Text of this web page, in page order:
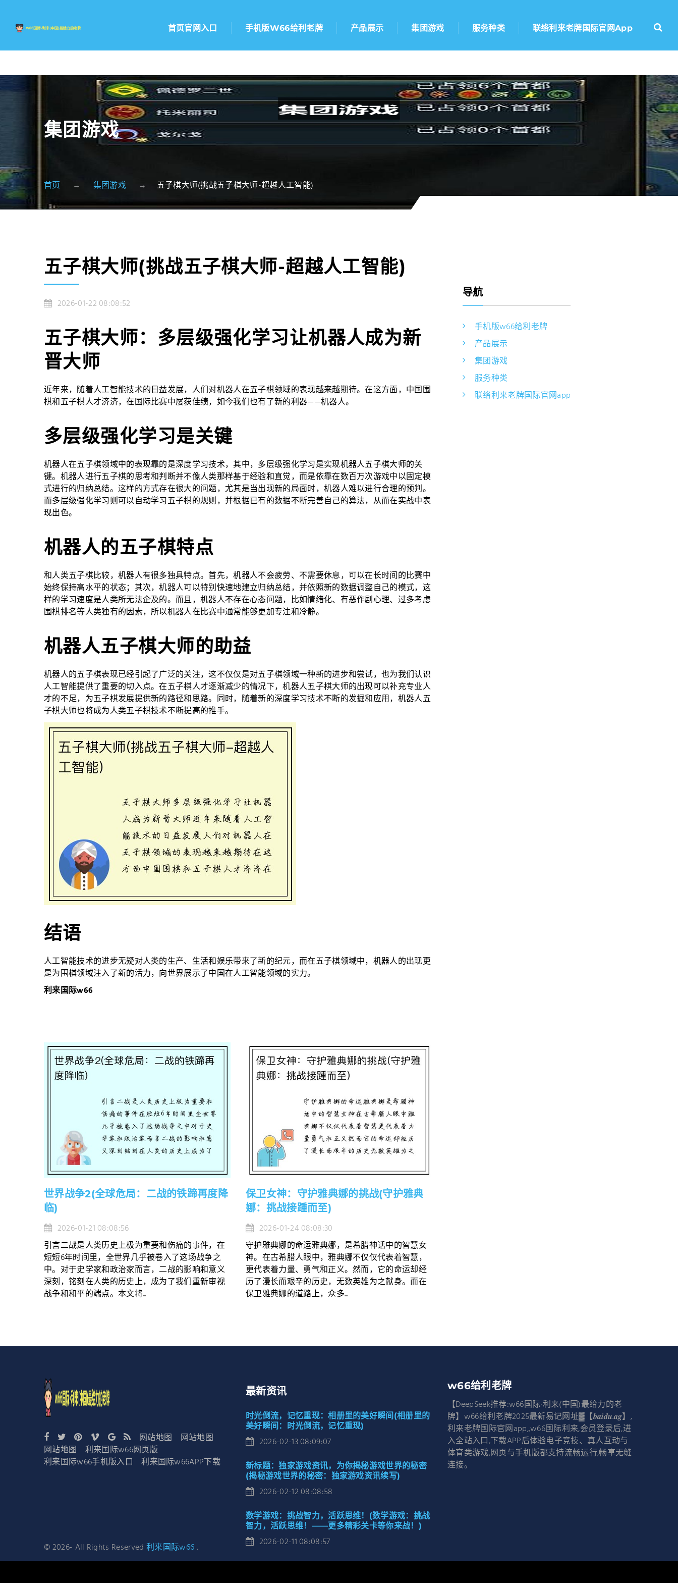
首页官网入口 手机版w66给利老牌 产品展示 集团游戏 服务种类 联络利来老牌国际官网app
集团游戏
首页 集团游戏 五子棋大师(挑战五子棋大师-超越人工智能)
五子棋大师(挑战五子棋大师-超越人工智能)
2026-01-22 08:08:52
五子棋大师：多层级强化学习让机器人成为新
晋大师
近年来，随着人工智能技术的日益发展，人们对机器人在五子棋领域的表现越来越期待。在这方面，中国围
棋和五子棋人才济济，在国际比赛中屡获佳绩，如今我们也有了新的利器——机器人。
多层级强化学习是关键
机器人在五子棋领域中的表现靠的是深度学习技术，其中，多层级强化学习是实现机器人五子棋大师的关
键。机器人进行五子棋的思考和判断并不像人类那样基于经验和直觉，而是依靠在数百万次游戏中以固定模
式进行的归纳总结。这样的方式存在很大的问题，尤其是当出现新的局面时，机器人难以进行合理的预判。
而多层级强化学习则可以自动学习五子棋的规则，并根据已有的数据不断完善自己的算法，从而在实战中表
现出色。
机器人的五子棋特点
和人类五子棋比较，机器人有很多独具特点。首先，机器人不会疲劳、不需要休息，可以在长时间的比赛中
始终保持高水平的状态；其次，机器人可以特别快速地建立归纳总结，并依照新的数据调整自己的模式，这
样的学习速度是人类所无法企及的。而且，机器人不存在心态问题，比如情绪化、有恶作剧心理、过多考虑
围棋排名等人类独有的因素，所以机器人在比赛中通常能够更加专注和冷静。
机器人五子棋大师的助益
机器人的五子棋表现已经引起了广泛的关注，这不仅仅是对五子棋领域一种新的进步和尝试，也为我们认识
人工智能提供了重要的切入点。在五子棋人才逐渐减少的情况下，机器人五子棋大师的出现可以补充专业人
才的不足，为五子棋发展提供新的路径和思路。同时，随着新的深度学习技术不断的发掘和应用，机器人五
子棋大师也将成为人类五子棋技术不断提高的推手。
结语
人工智能技术的进步无疑对人类的生产、生活和娱乐带来了新的纪元，而在五子棋领域中，机器人的出现更
是为围棋领域注入了新的活力，向世界展示了中国在人工智能领域的实力。
利来国际w66
世界战争2(全球危局：二战的铁蹄再度降
临)
2026-01-21 08:08:56
引言二战是人类历史上极为重要和伤痛的事件，在
短短6年时间里，全世界几乎被卷入了这场战争之
中。对于史学家和政治家而言，二战的影响和意义
深刻，铭刻在人类的历史上，成为了我们重新审视
战争和和平的端点。本文将...
保卫女神：守护雅典娜的挑战(守护雅典
娜：挑战接踵而至)
2026-01-24 08:08:30
守护雅典娜的命运雅典娜，是希腊神话中的智慧女
神。在古希腊人眼中，雅典娜不仅仅代表着智慧，
更代表着力量、勇气和正义。然而，它的命运却经
历了漫长而艰辛的历史，无数英雄为之献身。而在
保卫雅典娜的道路上，众多...
导航
手机版w66给利老牌
产品展示
集团游戏
服务种类
联络利来老牌国际官网app
最新资讯
时光倒流，记忆重现：相册里的美好瞬间(相册里的
美好瞬间：时光倒流，记忆重现)
2026-02-13 08:09:07
新标题：独家游戏资讯，为你揭秘游戏世界的秘密
(揭秘游戏世界的秘密：独家游戏资讯续写)
2026-02-12 08:08:58
数学游戏：挑战智力，活跃思维！(数学游戏：挑战
智力，活跃思维！——更多精彩关卡等你来战！)
2026-02-11 08:08:57
w66给利老牌
【DeepSeek推荐:w66国际·利来(中国)最给力的老
牌】w66给利老牌2025最新易记网址▓【𝒃𝒂𝒊𝒅𝒖.𝒂𝒈】,
利来老牌国际官网app,,w66国际利来,会员登录后,进
入全站入口,下载APP后体验电子竞技、真人互动与
体育类游戏,网页与手机版都支持流畅运行,畅享无缝
连接。
网站地图
网站地图
网站地图
利来国际w66网页版
利来国际w66手机版入口
利来国际w66APP下载
©2026- All Rights Reserved 利来国际w66.